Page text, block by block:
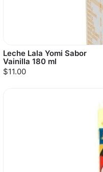
Leche Lala Yomi Sabor
Vainilla 180 ml
$11.00